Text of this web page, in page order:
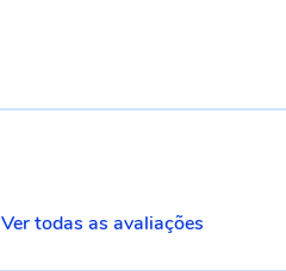
Ver todas as avaliações